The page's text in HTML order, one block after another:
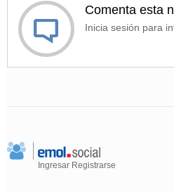
Comenta esta
Inicia sesión para
Ingresar Registrarse